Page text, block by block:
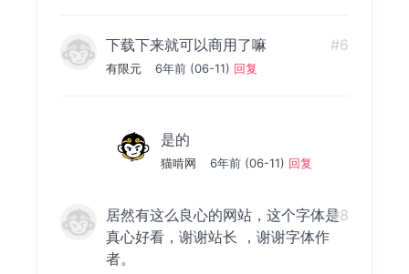
下载下来就可以商用了嘛
有限元 6年前 (06-11) 回复
#6
是的
猫啃网 6年前 (06-11) 回复
居然有这么良心的网站，这个字体是
真心好看，谢谢站长 ，谢谢字体作
者。
#8